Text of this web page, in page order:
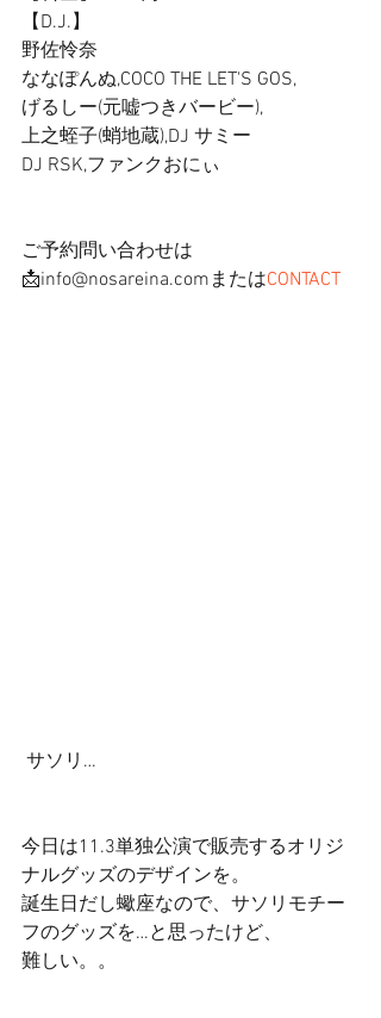
【D.J.】
野佐怜奈
ななぽんぬ,COCO THE LET'S GOS,
げるしー(元嘘つきバービー),
上之蛭子(蛸地蔵),DJ サミー
DJ RSK,ファンクおにぃ
ご予約問い合わせは
📩info@nosareina.comまたはCONTACT
サソリ…
今日は11.3単独公演で販売するオリジ
ナルグッズのデザインを。
誕生日だし蠍座なので、サソリモチー
フのグッズを…と思ったけど、
難しい。。